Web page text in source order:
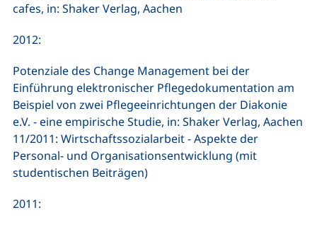
cafes, in: Shaker Verlag, Aachen
2012:
Potenziale des Change Management bei der
Einführung elektronischer Pflegedokumentation am
Beispiel von zwei Pflegeeinrichtungen der Diakonie
e.V. - eine empirische Studie, in: Shaker Verlag, Aachen
11/2011: Wirtschaftssozialarbeit - Aspekte der
Personal- und Organisationsentwicklung (mit
studentischen Beiträgen)
2011: